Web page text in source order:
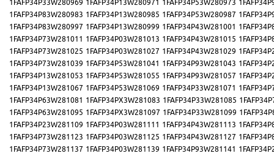
1FAFP34P33W280969 1FAFP34P13W280971 1FAFP34P53W280973
1FAFP34P83W280983 1FAFP34P13W280985 1FAFP34P53W280987
1FAFP34P83W280997 1FAFP34P13W280999 1FAFP34P43W281001
1FAFP34P73W281011 1FAFP34P03W281013 1FAFP34P43W281015
1FAFP34P73W281025 1FAFP34P03W281027 1FAFP34P43W281029
1FAFP34P73W281039 1FAFP34P53W281041 1FAFP34P93W281043
1FAFP34P13W281053 1FAFP34P53W281055 1FAFP34P93W281057
1FAFP34P13W281067 1FAFP34P53W281069 1FAFP34P33W281071
1FAFP34P63W281081 1FAFP34PX3W281083 1FAFP34P33W281085
1FAFP34P63W281095 1FAFP34PX3W281097 1FAFP34P33W281099
1FAFP34P23W281109 1FAFP34P03W281111 1FAFP34P43W281113
1FAFP34P73W281123 1FAFP34P03W281125 1FAFP34P43W281127
1FAFP34P73W281137 1FAFP34P03W281139 1FAFP34P93W281141